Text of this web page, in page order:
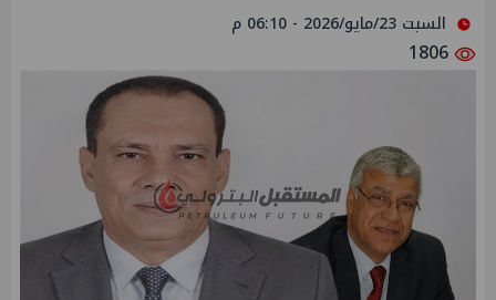
السبت 23/مايو/2026 - 06:10 م